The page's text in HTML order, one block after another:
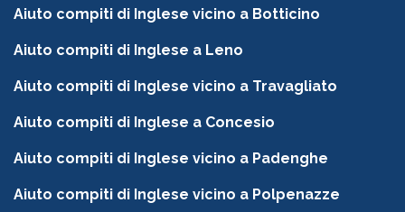
Aiuto compiti di Inglese vicino a Botticino
Aiuto compiti di Inglese a Leno
Aiuto compiti di Inglese vicino a Travagliato
Aiuto compiti di Inglese a Concesio
Aiuto compiti di Inglese vicino a Padenghe
Aiuto compiti di Inglese vicino a Polpenazze